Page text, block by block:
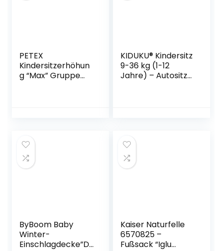
PETEX
Kindersitzerhöhun
g “Max” Gruppe
KIDUKU® Kindersitz
9-36 kg (1-12
Jahre) – Autositz
ByBoom Baby
Winter-
Einschlagdecke”D
Kaiser Naturfelle
6570825 –
Fußsack “Iglu